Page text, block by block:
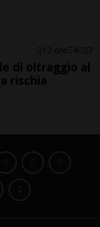
12 ore 4 27
di oltraggio al
rischia